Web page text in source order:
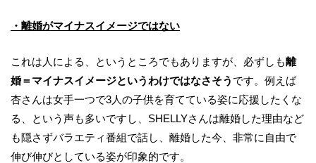
・離婚がマイナスイメージではない
これは人による、というところでもありますが、必ずしも離
婚＝マイナスイメージというわけではなさそう です。例えば
杏さんは女手一つで3人の子供を育てている姿に応援したくな
る、という声も多いですし、SHELLYさんは離婚した理由など
も隠さずバラエティ番組で話し、離婚した今、非常に自由で
伸び伸びとしている姿が印象的です。